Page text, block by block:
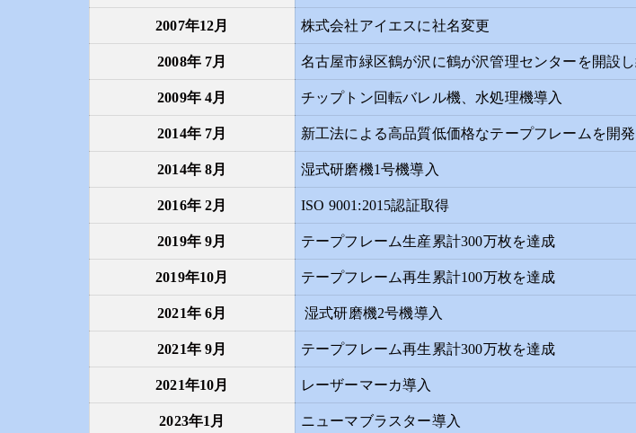
2007年12月 株式会社アイエスに社名変更
2008年 7月 名古屋市緑区鶴が沢に鶴が沢管理センターを開設
2009年 4月 チップトン回転バレル機、水処理機導入
2014年 7月 新工法による高品質低価格なテープフレームを開発
2014年 8月 湿式研磨機1号機導入
2016年 2月 ISO 9001:2015認証取得
2019年 9月 テープフレーム生産累計300万枚を達成
2019年10月 テープフレーム再生累計100万枚を達成
2021年 6月 湿式研磨機2号機導入
2021年 9月 テープフレーム再生累計300万枚を達成
2021年10月 レーザーマーカ導入
2023年1月 ニューマブラスター導入